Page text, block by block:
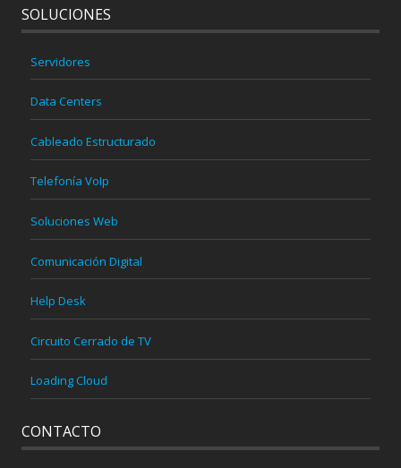
SOLUCIONES
Servidores
Data Centers
Cableado Estructurado
Telefonía VoIp
Soluciones Web
Comunicación Digital
Help Desk
Circuito Cerrado de TV
Loading Cloud
CONTACTO